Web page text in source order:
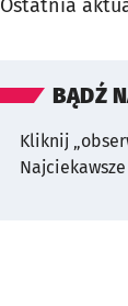
Ostatnia
BĄDŹ
Kliknij